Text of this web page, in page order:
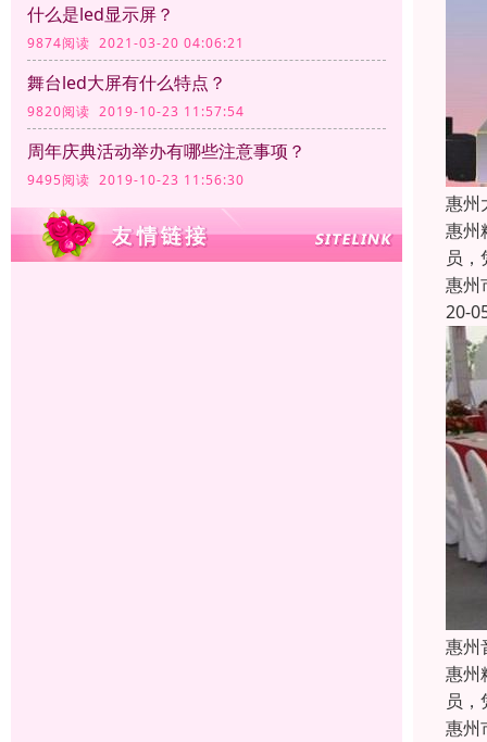
什么是led显示屏？
9874阅读 2021-03-20 04:06:21
舞台led大屏有什么特点？
9820阅读 2019-10-23 11:57:54
周年庆典活动举办有哪些注意事项？
9495阅读 2019-10-23 11:56:30
惠州
惠州
员
惠州
20-
惠州
惠州
员
惠州